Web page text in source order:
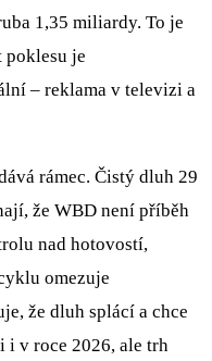
1,35 miliardy. To je
je
– reklama v televizi a
rámec. Čistý dluh 29
že WBD není příběh
nad hotovostí,
omezuje
že dluh splácí a chce
i v roce 2026, ale trh